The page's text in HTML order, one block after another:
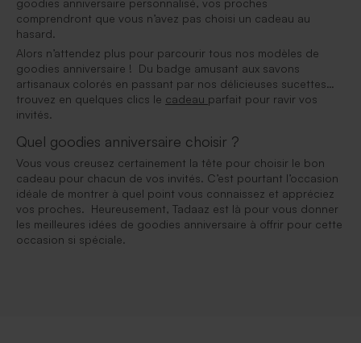
goodies anniversaire personnalisé, vos proches
comprendront que vous n’avez pas choisi un cadeau au
hasard.
Alors n’attendez plus pour parcourir tous nos modèles de
goodies anniversaire ! Du badge amusant aux savons
artisanaux colorés en passant par nos délicieuses sucettes…
trouvez en quelques clics le cadeau parfait pour ravir vos
invités.
Quel goodies anniversaire choisir ?
Vous vous creusez certainement la tête pour choisir le bon
cadeau pour chacun de vos invités. C’est pourtant l’occasion
idéale de montrer à quel point vous connaissez et appréciez
vos proches. Heureusement, Tadaaz est là pour vous donner
les meilleures idées de goodies anniversaire à offrir pour cette
occasion si spéciale.